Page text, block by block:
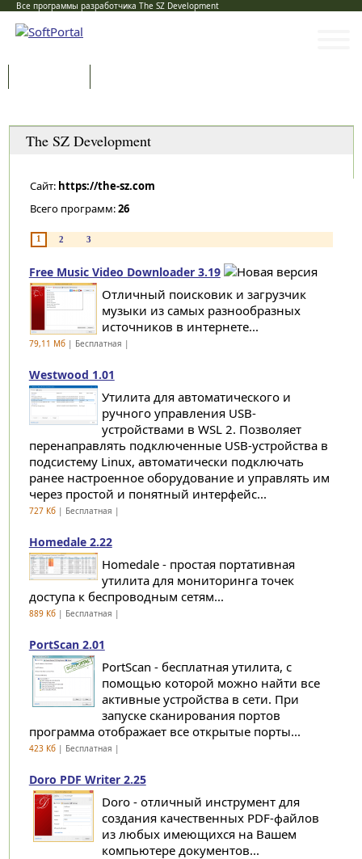
Все программы разработчика The SZ Development
The SZ Development
Сайт: https://the-sz.com
Всего программ:26
1 2 3
Free Music Video Downloader 3.19
Отличный поисковик и загрузчик
музыки из самых разнообразных
источников в интернете...
79,11 Мб| Бесплатная |
Westwood 1.01
Утилита для автоматического и
ручного управления USB-
устройствами в WSL 2. Позволяет
перенаправлять подключенные USB-устройства в
подсистему Linux, автоматически подключать
ранее настроенное оборудование и управлять им
через простой и понятный интерфейс...
727 Кб| Бесплатная |
Homedale 2.22
Homedale - простая портативная
утилита для мониторинга точек
доступа к беспроводным сетям...
889 Кб| Бесплатная |
PortScan 2.01
PortScan - бесплатная утилита, с
помощью которой можно найти все
активные устройства в сети. При
запуске сканирования портов
программа отображает все открытые порты...
423 Кб| Бесплатная |
Doro PDF Writer 2.25
Doro - отличный инструмент для
создания качественных PDF-файлов
из любых имеющихся на Вашем
компьютере документов...